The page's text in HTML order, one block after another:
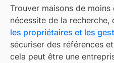
Trouver maisons de moins
nécessite de la
les propriétaires et les
sécuriser des références
cela peut être une